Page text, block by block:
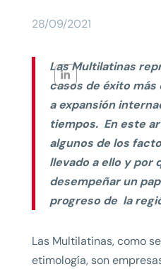
28/09/2021
Las Multilatinas
casos de éxito
a expansión
tiempos. En este
algunos de los
llevado a ello y por
desempeñar un
progreso de la
Las Multilatinas, como
etimología, son